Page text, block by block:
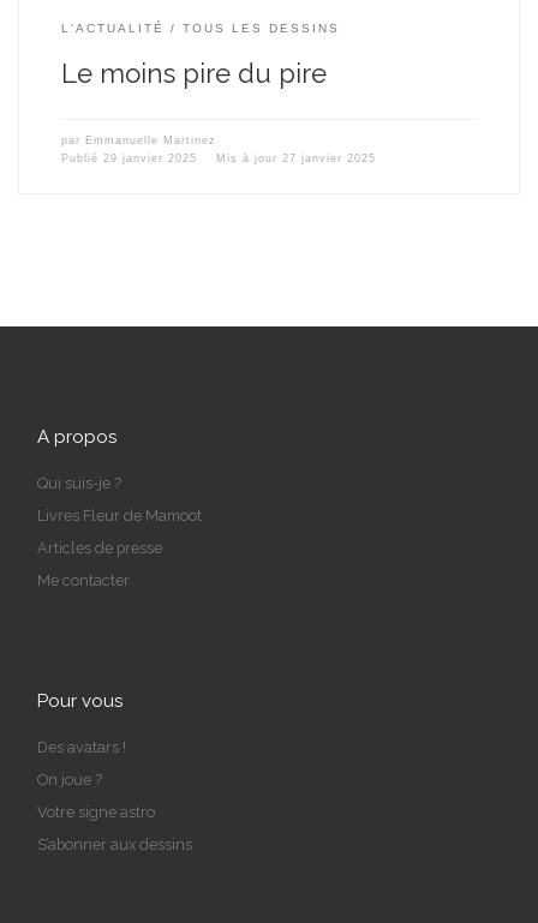
L'ACTUALITÉ TOUS LES DESSINS
Le moins pire du pire
par Emmanuelle Martinez
Publié 29 janvier 2025 Mis à jour 27 janvier 2025
A propos
Qui suis-je ?
Livres Fleur de Mamoot
Articles de presse
Me contacter
Pour vous
Des avatars !
On joue ?
Votre signe astro
S’abonner aux dessins